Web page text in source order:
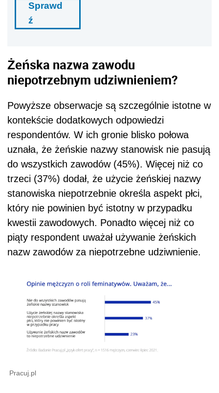
Sprawd
ź
Żeńska nazwa zawodu
niepotrzebnym udziwnieniem?
Powyższe obserwacje są szczególnie istotne w
kontekście dodatkowych odpowiedzi
respondentów. W ich gronie blisko połowa
uznała, że żeńskie nazwy stanowisk nie pasują
do wszystkich zawodów (45%). Więcej niż co
trzeci (37%) dodał, że użycie żeńskiej nazwy
stanowiska niepotrzebnie określa aspekt płci,
który nie powinien być istotny w przypadku
kwestii zawodowych. Ponadto więcej niż co
piąty respondent uważał używanie żeńskich
nazw zawodów za niepotrzebne udziwnienie.
Pracuj.pl